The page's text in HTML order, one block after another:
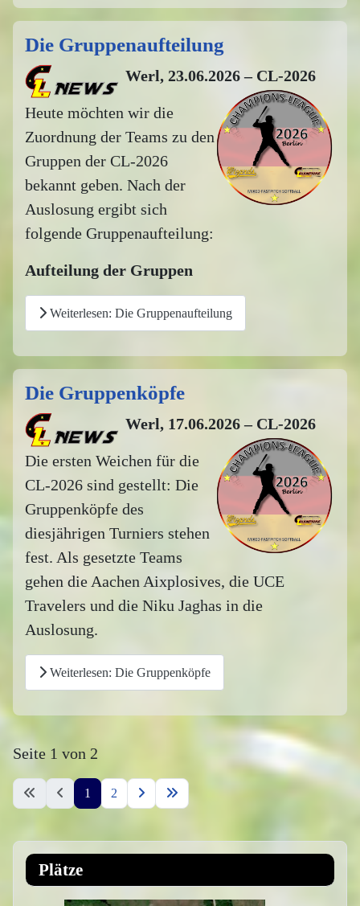
Die Gruppenaufteilung
Werl, 23.06.2026 – CL-2026
Heute möchten wir die
Zuordnung der Teams zu den
Gruppen der CL-2026
bekannt geben. Nach der
Auslosung ergibt sich
folgende Gruppenaufteilung:
Aufteilung der Gruppen
Weiterlesen: Die Gruppenaufteilung
Die Gruppenköpfe
Werl, 17.06.2026 – CL-2026
Die ersten Weichen für die
CL-2026 sind gestellt: Die
Gruppenköpfe des
diesjährigen Turniers stehen
fest. Als gesetzte Teams
gehen die Aachen Aixplosives, die UCE
Travelers und die Niku Jaghas in die
Auslosung.
Weiterlesen: Die Gruppenköpfe
Seite 1 von 2
1 2
Plätze